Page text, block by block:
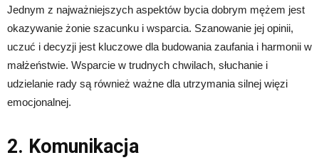
Jednym z najważniejszych aspektów bycia dobrym mężem jest
okazywanie żonie szacunku i wsparcia. Szanowanie jej opinii,
uczuć i decyzji jest kluczowe dla budowania zaufania i harmonii w
małżeństwie. Wsparcie w trudnych chwilach, słuchanie i
udzielanie rady są również ważne dla utrzymania silnej więzi
emocjonalnej.
2. Komunikacja